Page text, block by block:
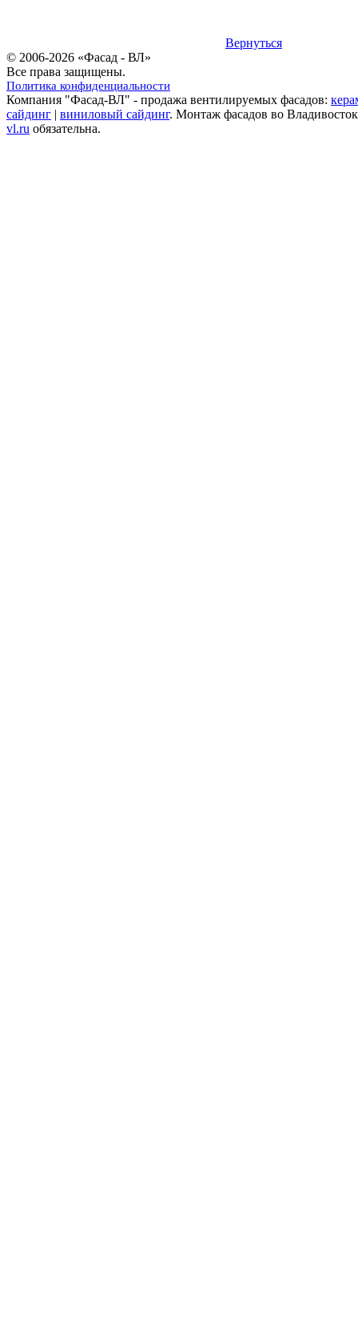
Вернуться
© 2006-2026 «Фасад - ВЛ»
Все права защищены.
Политика конфиденциальности
Компания "Фасад-ВЛ" - продажа вентилируемых фасадов:
сайдинг | виниловый сайдинг. Монтаж фасадов во
vl.ru обязательна.